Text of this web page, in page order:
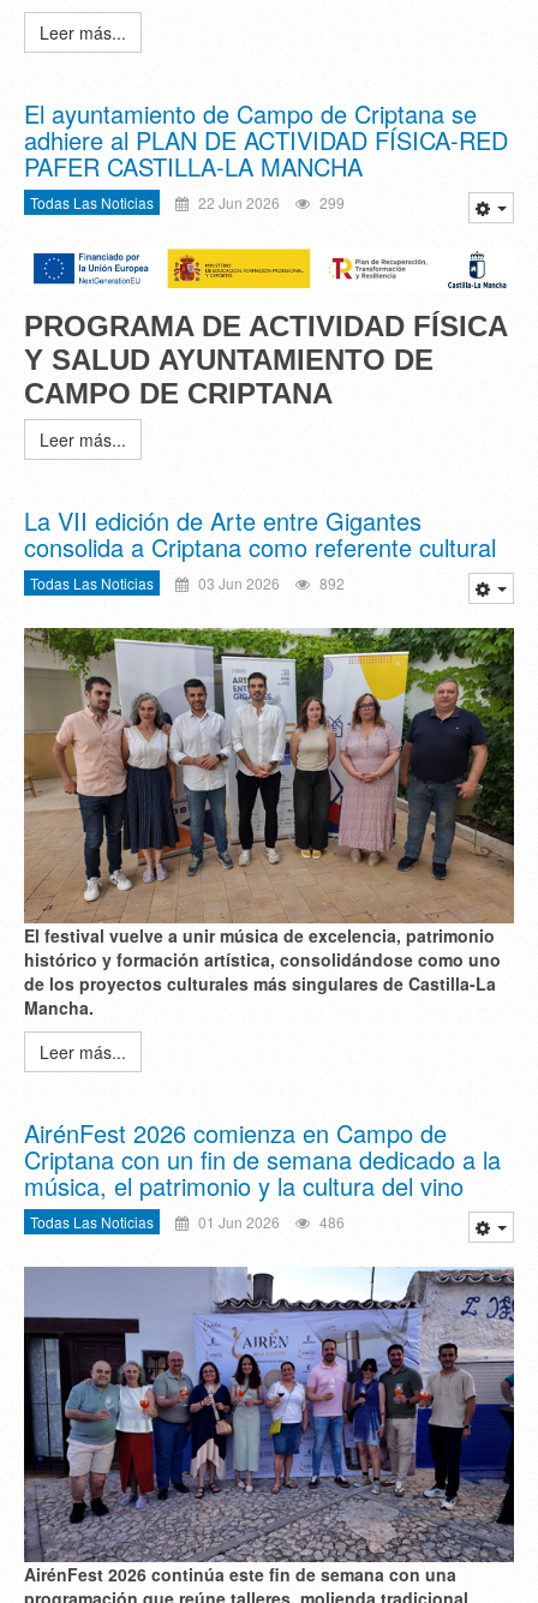
Leer más...
El ayuntamiento de Campo de Criptana se
adhiere al PLAN DE ACTIVIDAD FÍSICA-RED
PAFER CASTILLA-LA MANCHA
Todas Las Noticias 22 Jun 2026 299
PROGRAMA DE ACTIVIDAD FÍSICA
Y SALUD AYUNTAMIENTO DE
CAMPO DE CRIPTANA
Leer más...
La VII edición de Arte entre Gigantes
consolida a Criptana como referente cultural
Todas Las Noticias 03 Jun 2026 892
El festival vuelve a unirmúsica de excelencia, patrimonio
histórico y formación artística, consolidándose como uno
de los proyectos culturales más singulares de Castilla-La
Mancha.
Leer más...
AirénFest 2026 comienza en Campo de
Criptana con un fin de semana dedicado a la
música, el patrimonio y la cultura del vino
Todas Las Noticias 01 Jun 2026 486
AirénFest 2026 continúa este fin de semana con una